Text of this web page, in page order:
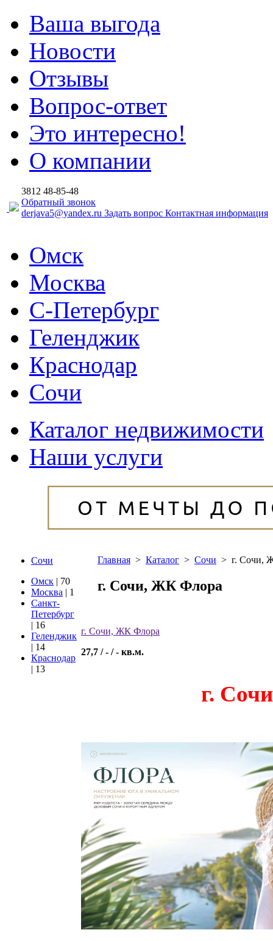
Ваша выгода
Новости
Отзывы
Вопрос-ответ
Это интересно!
О компании
3812 48-85-48
Обратный звонок
derjava5@yandex.ru Задать вопрос Контактная информация
Омск
Москва
С-Петербург
Геленджик
Краснодар
Сочи
Каталог недвижимости
Наши услуги
Сочи
Омск | 70
Москва | 1
Санкт-
Петербург
| 16
Геленджик
| 14
Краснодар
| 13
Главная > Каталог > Сочи > г. Сочи,
г. Сочи, ЖК Флора
г. Сочи, ЖК Флора
27,7 / - / - кв.м.
г.